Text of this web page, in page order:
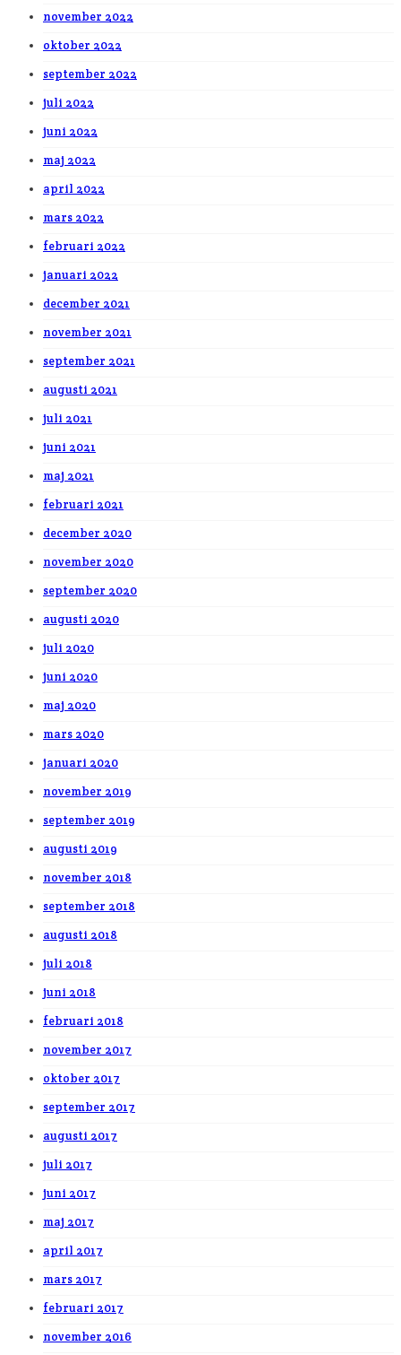
november 2022
oktober 2022
september 2022
juli 2022
juni 2022
maj 2022
april 2022
mars 2022
februari 2022
januari 2022
december 2021
november 2021
september 2021
augusti 2021
juli 2021
juni 2021
maj 2021
februari 2021
december 2020
november 2020
september 2020
augusti 2020
juli 2020
juni 2020
maj 2020
mars 2020
januari 2020
november 2019
september 2019
augusti 2019
november 2018
september 2018
augusti 2018
juli 2018
juni 2018
februari 2018
november 2017
oktober 2017
september 2017
augusti 2017
juli 2017
juni 2017
maj 2017
april 2017
mars 2017
februari 2017
november 2016